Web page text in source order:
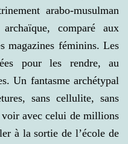
arabo-musulman
archaïque, comparé aux
magazines féminins. Les
pour les rendre, au
Un fantasme archétypal
sans cellulite, sans
voir avec celui de millions
à la sortie de l’école de